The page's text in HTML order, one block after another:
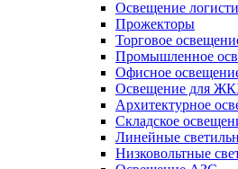
Освещение
Прожекторы
Торговое
Промышленное
Офисное
Освещение для
Архитектурное
Складское
Линейные
Низковольтные